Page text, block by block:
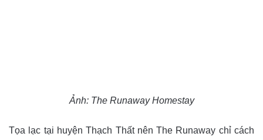
Ảnh: The Runaway Homestay
Tọa lạc tại huyện Thạch Thất nên The Runaway chỉ cách